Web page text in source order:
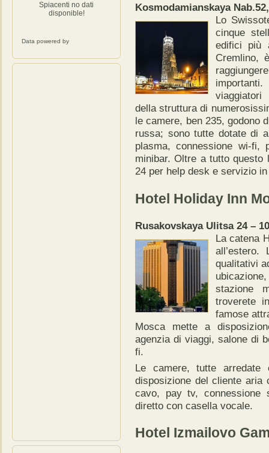
Spiacenti no dati
disponible!
Data powered by
Kosmodamianskaya
Lo
cinque
edifici più
Cremlino,
viaggiatori
della struttura di
le camere, ben 235, godono
russa; sono tutte dotate di
plasma, connessione wi-
minibar. Oltre a tutto questo
24 per help desk e servizio
Hotel Holiday Inn
Rusakovskaya Ulitsa 24 –
La catena
all’estero.
qualitativi
stazione
troverete
famose
Mosca mette a
agenzia di viaggi, salone di
fi.
Le camere, tutte
disposizione del cliente aria
cavo, pay tv, connessione
diretto con casella vocale.
Hotel Izmailovo